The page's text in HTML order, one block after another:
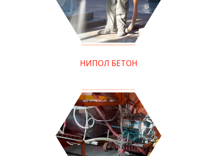
НИПОЛ БЕТОН